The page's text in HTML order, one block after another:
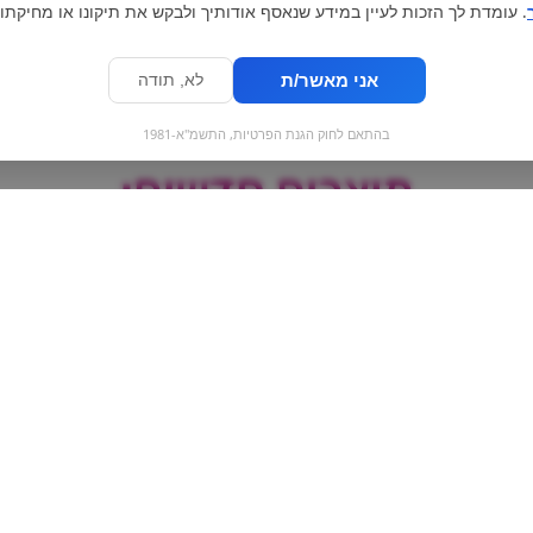
מוצרים חדשים:
. עומדת לך הזכות לעיין במידע שנאסף אודותיך ולבקש את תיקונו או
אני מאשר/ת לא, תודה
בהתאם לחוק הגנת הפרטיות, התשמ"א-1981